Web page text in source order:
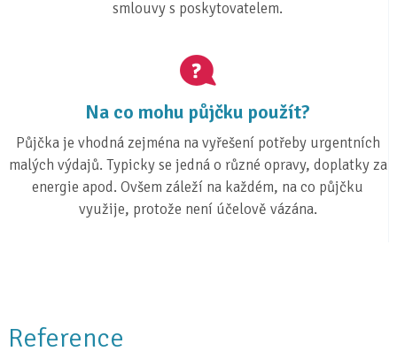
smlouvy s poskytovatelem.
Na co mohu půjčku použít?
Půjčka je vhodná zejména na vyřešení potřeby urgentních
malých výdajů. Typicky se jedná o různé opravy, doplatky za
energie apod. Ovšem záleží na každém, na co půjčku
využije, protože není účelově vázána.
Reference